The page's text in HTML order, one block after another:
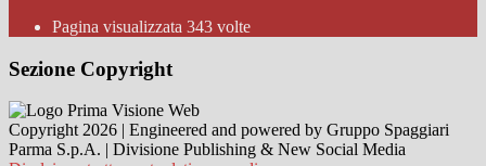
Pagina visualizzata 343 volte
Sezione Copyright
Copyright 2026 | Engineered and powered by Gruppo Spaggiari
Parma S.p.A. | Divisione Publishing & New Social Media